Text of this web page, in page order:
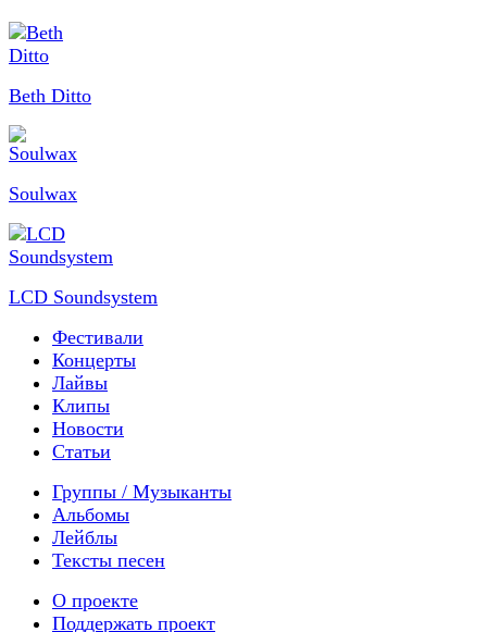
Beth Ditto
Soulwax
LCD Soundsystem
Фестивали
Концерты
Лайвы
Клипы
Новости
Статьи
Группы / Музыканты
Альбомы
Лейблы
Тексты песен
О проекте
Поддержать проект